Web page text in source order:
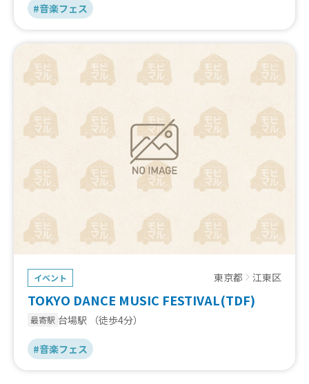
#音楽フェス
イベント 東京都 江東区
TOKYO DANCE MUSIC FESTIVAL(TDF)
最寄駅 台場駅 （徒歩4分）
#音楽フェス